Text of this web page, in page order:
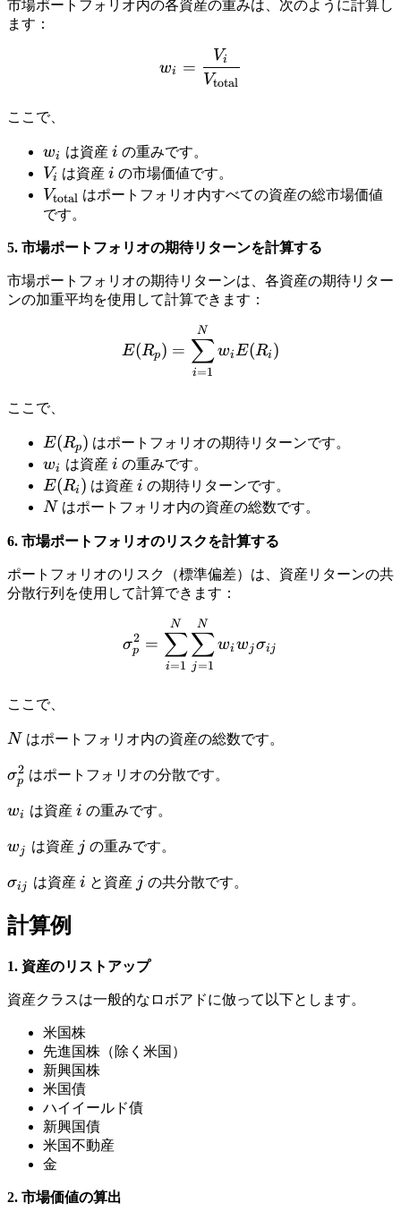
市場ポートフォリオ内の各資産の重みは、次のように計算し
ます：
w_i =
wi =
Vtotal
Vi
ここで、
w
_
i
wi は資産 i
i の重みです。
V
_
i
Vi は資産i
i の市場価値です。
V
_
{
\
t
e
o
t
a
l
}
}
Vtotal はポートフォリオ内すべての資産の総市場価値
です。
5. 市場ポートフォリオの期待リターンを計算する
市場ポートフォリオの期待リターンは、各資産の期待リター
ンの加重平均を使用して計算できます：
E(R_p) =
E(Rp) =
i=1
∑
N
wiE(Ri )
ここで、
E
(
R
_
)
E(Rp) はポートフォリオの期待リターンです。
w
_
i
wi は資産 i
i の重みです。
E
(
_
i)
E(Ri ) は資産i
i の期待リターンです。
N
N はポートフォリオ内の資産の総数です。
6. 市場ポートフォリオのリスクを計算する
ポートフォリオのリスク（標準偏差）は、資産リターンの共
分散行列を使用して計算できます：
\sigma^2_p =
σp
2 =
i=1
∑
N
j =1
∑
N
wi wj σij
ここで、
N
N はポートフォリオ内の資産の総数です。
\
g
a
^
_
p
σp
2 はポートフォリオの分散です。
w
i
wi は資産 i
i の重みです。
w
j
wj は資産 jj の重みです。
\
g
a
{i
σij は資産 i
i と資産 jj の共分散です。
計算例
1. 資産のリストアップ
資産クラスは一般的なロボアドに倣って以下とします。
米国株
先進国株（除く米国）
新興国株
米国債
ハイイールド債
新興国債
米国不動産
金
2. 市場価値の算出